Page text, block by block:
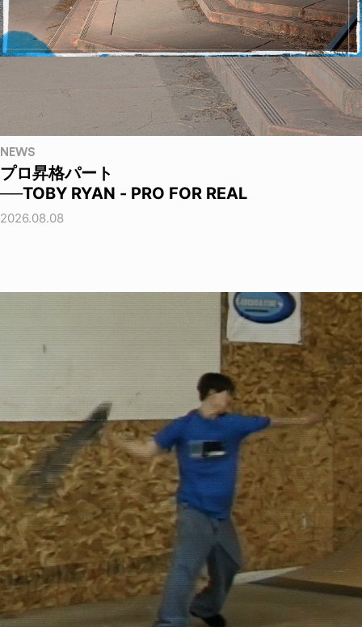
NEWS
プロ昇格パート
──TOBY RYAN - PRO FOR REAL
2026.08.08